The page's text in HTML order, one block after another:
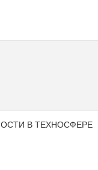
В ТЕХНОСФЕРЕ